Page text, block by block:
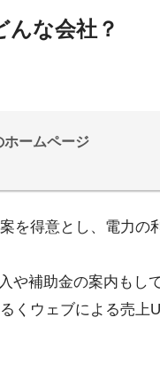
んな会社？
ホームページ
を得意とし、電力
や補助金の案内もし
くウェブによる売上